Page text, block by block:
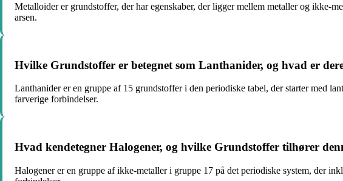
Metalloider er grundstoffer, der har egenskaber, der ligger mellem metaller og ikke-
arsen.
Hvilke Grundstoffer er betegnet som Lanthanider, og hvad er
Lanthanider er en gruppe af 15 grundstoffer i den periodiske tabel, der starter med
farverige forbindelser.
Hvad kendetegner Halogener, og hvilke Grundstoffer tilhører
Halogener er en gruppe af ikke-metaller i gruppe 17 på det periodiske system, der